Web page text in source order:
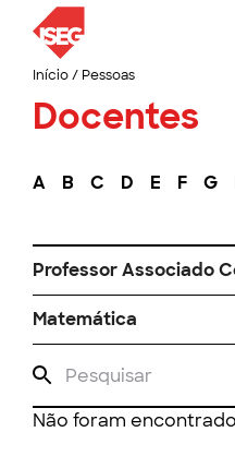
Início/ Pessoas
Docentes
A B C D E F G
Professor Associado
Matemática
Não foram